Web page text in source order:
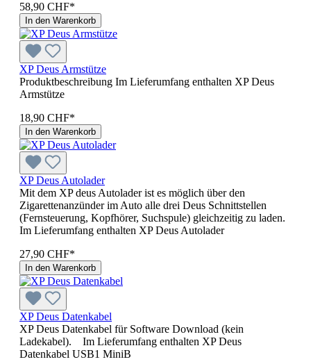
58,90 CHF*
In den Warenkorb
XP Deus Armstütze
Produktbeschreibung Im Lieferumfang enthalten XP Deus
Armstütze
18,90 CHF*
In den Warenkorb
XP Deus Autolader
Mit dem XP deus Autolader ist es möglich über den
Zigarettenanzünder im Auto alle drei Deus Schnittstellen
(Fernsteuerung, Kopfhörer, Suchspule) gleichzeitig zu laden.
Im Lieferumfang enthalten XP Deus Autolader
27,90 CHF*
In den Warenkorb
XP Deus Datenkabel
XP Deus Datenkabel für Software Download (kein
Ladekabel). Im Lieferumfang enthalten XP Deus
Datenkabel USB1 MiniB